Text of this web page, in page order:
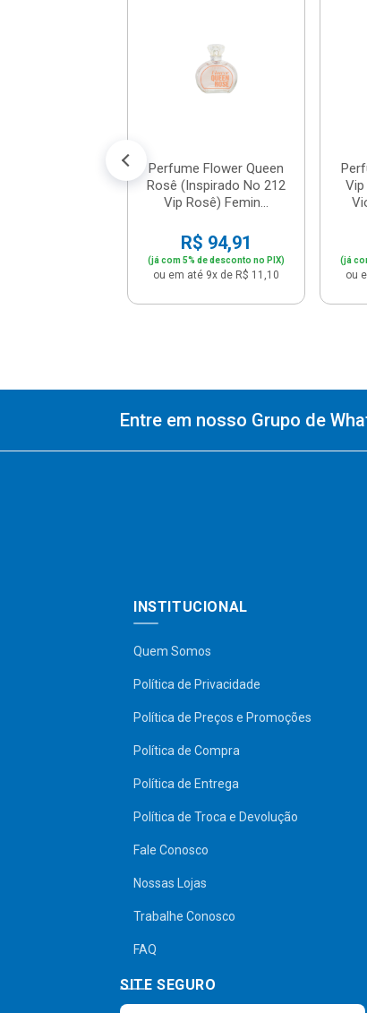
Perfume Flower Queen
Rosê (Inspirado No 212
Vip Rosê) Femin...
R$ 94,91
(já com 5% de desconto no PIX)
ou em até 9x de R$ 11,10
(já
ou
Entre em nosso Grupo de
INSTITUCIONAL
Quem Somos
Política de Privacidade
Política de Preços e Promoções
Política de Compra
Política de Entrega
Política de Troca e Devolução
Fale Conosco
Nossas Lojas
Trabalhe Conosco
FAQ
SITE SEGURO